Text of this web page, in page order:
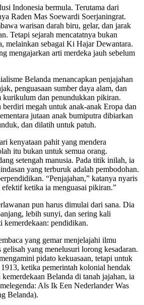
Indonesia bermula. Terutama dari
Raden Mas Soewardi Soerjaningrat.
warisan darah biru, gelar, dan jarak
Tetapi sejarah mencatatnya bukan
melainkan sebagai Ki Hajar Dewantara.
mengajarkan arti merdeka jauh sebelum
Belanda menancapkan penjajahan
penguasaan sumber daya alam, dan
kurikulum dan penundukkan pikiran.
berdiri megah untuk anak-anak Eropa dan
jutaan anak bumiputra dibiarkan
dan dilatih untuk patuh.
kenyataan pahit yang mendera
itu bukan untuk semua orang.
setengah manusia. Pada titik inilah, ia
yang terburuk adalah pembodohan.
“Penjajahan,” katanya nyaris
ketika ia menguasai pikiran.”
pun harus dimulai dari sana. Dia
lebih sunyi, dan sering kali
kemerdekaan: pendidikan.
yang gemar menjelajahi ilmu
gelisah yang menelusuri lorong kesadaran.
pidato kekuasaan, tetapi untuk
ketika pemerintah kolonial hendak
kemerdekaan Belanda di tanah jajahan, ia
Als Ik Een Nederlander Was
Belanda).